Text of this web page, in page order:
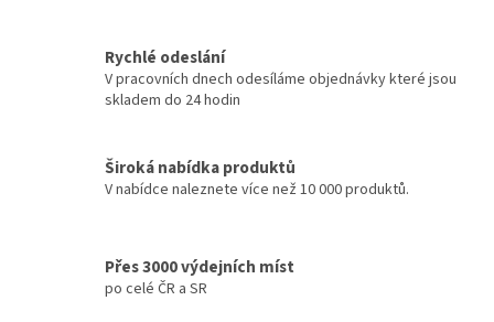
Rychlé odeslání
V pracovních dnech odesíláme objednávky které jsou
skladem do 24 hodin
Široká nabídka produktů
V nabídce naleznete více než 10 000 produktů.
Přes 3000 výdejních míst
po celé ČR a SR